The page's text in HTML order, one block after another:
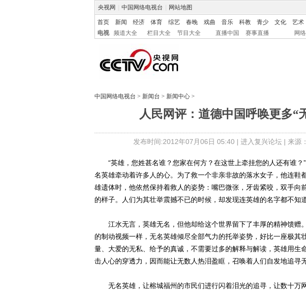
央视网 中国网络电视台 网站地图
首页 新闻 经济 体育 综艺 春晚 戏曲 音乐 科教 青少 文化 艺术
电视
频道大全 栏目大全 节目大全 直播中国 赛事直播 网
中国网络电视台 > 新闻台 > 新闻中心 >
人民网评：道德中国呼唤更多“
发布时间:2012年07月06日 05:40 | 进入复兴论坛| 来源
“英雄，您姓甚名谁？您家在何方？在这世上牵挂您的人还有谁？
名英雄牵动着许多人的心。为了救一个非亲非故的落水女子，他连鞋
雄遗体时，他依然保持着救人的姿势：嘴巴微张，牙齿紧咬，双手向
的样子。人们为其壮举震撼不已的时候，却发现连英雄的名字都不知
江水无言，英雄无名，但他却给这个世界留下了丰厚的精神馈赠。
的制动视频一样，无名英雄倾尽全部气力的托举姿势，好比一座极其
量、大爱的无私、给予的真诚，不需要过多的解释与解读，英雄用生
击人心的穿透力，因而能让无数人热泪盈眶，召唤着人们自发地追寻
无名英雄，让榕城福州的市民们进行闪着泪光的追寻，让数十万